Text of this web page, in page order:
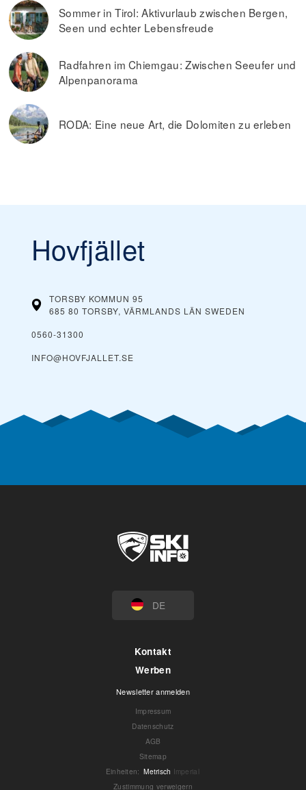
Sommer in Tirol: Aktivurlaub zwischen Bergen,
Seen und echter Lebensfreude
Radfahren im Chiemgau: Zwischen Seeufer und
Alpenpanorama
RODA: Eine neue Art, die Dolomiten zu erleben
Hovfjället
TORSBY KOMMUN 95
685 80 TORSBY, VÄRMLANDS LÄN SWEDEN
0560-31300
INFO@HOVFJALLET.SE
DE
Kontakt
Werben
Newsletter anmelden
Impressum
Datenschutz
AGB
Sitemap
Einheiten: Metrisch Imperial
Zustimmung verweigern